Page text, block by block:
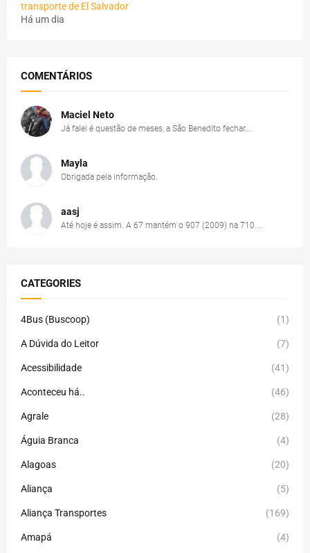
transporte de El Salvador
Há um dia
COMENTÁRIOS
Maciel Neto
Já falei é questão de meses, a São Benedito fechar...
Mayla
Obrigada pela informação.
aasj
Até hoje é assim. A 67 mantém o 907 (2009) na 710....
CATEGORIES
4Bus (Buscoop) (1)
A Dúvida do Leitor (7)
Acessibilidade (41)
Aconteceu há.. (46)
Agrale (28)
Águia Branca (4)
Alagoas (20)
Aliança (5)
Aliança Transportes (169)
Amapá (4)